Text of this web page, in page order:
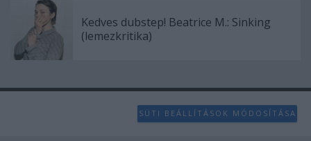
Kedves dubstep! Beatrice M.: Sinking
(lemezkritika)
SÜTI BEÁLLÍTÁSOK MÓDOSÍTÁSA